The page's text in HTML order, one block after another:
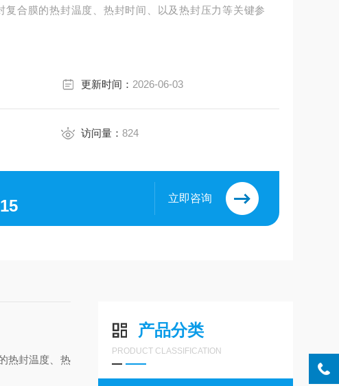
复合膜的热封温度、热封时间、以及热封压力等关键参
更新时间： 2026-06-03
访问量： 824
立即咨询
产品分类
PRODUCT CLASSIFICATION
热封温度、热